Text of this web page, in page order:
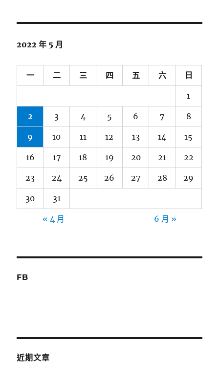
2022 年 5 月
一 二 三 四 五 六 日
1
2 3 4 5 6 7 8
9 10 11 12 13 14 15
16 17 18 19 20 21 22
23 24 25 26 27 28 29
30 31
« 4 月 6 月 »
FB
近期文章